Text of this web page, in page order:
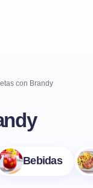
con Brandy
Bebidas